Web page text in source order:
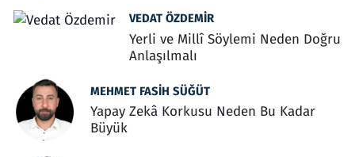
VEDAT ÖZDEMIR
Yerli ve Millî Söylemi Neden Doğru
Anlaşılmalı
MEHMET FASIH SÜĞÜT
Yapay Zekâ Korkusu Neden Bu Kadar
Büyük